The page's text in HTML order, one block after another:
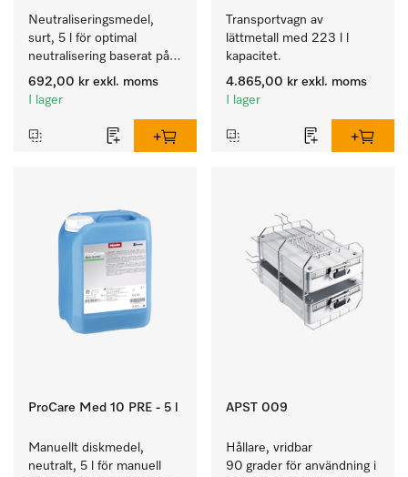
Neutraliseringsmedel,
surt, 5 l för optimal
neutralisering baserat på
organisk syra.
692,00 kr exkl. moms
I lager
Transportvagn av
lättmetall med 223 l l
kapacitet.
4.865,00 kr exkl. moms
I lager
ProCare Med 10 PRE - 5 l
Manuellt diskmedel,
neutralt, 5 l för manuell
APST 009
Hållare, vridbar
90 grader för användning i